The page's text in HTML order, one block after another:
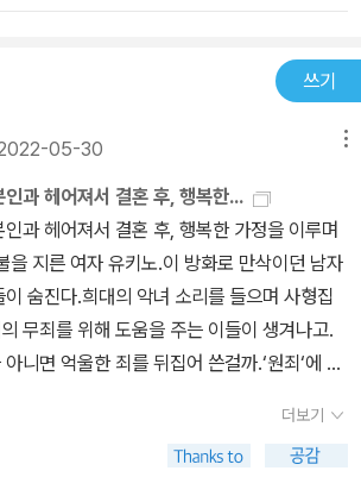
택했다면 그녀의 삶을 선택했다면 달라지지
쓰기
05-30
과 헤어져서 결혼 후, 행복한...
과 헤어져서 결혼 후, 행복한 가정을 이루며
을 지른 여자 유키노.이 방화로 만삭이던 남자
숨진다.희대의 악녀 소리를 들으며 사형집
무죄를 위해 도움을 주는 이들이 생겨나고.
니면 억울한 죄를 뒤집어 쓴걸까.‘원죄‘에 대
른 소설들이 많다.‘원죄‘야 말로 사형 집행 제
목소리인 것이다.한국은 최근 집행은 하지
더보기